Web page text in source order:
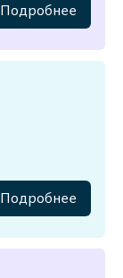
Подробнее
Подробнее